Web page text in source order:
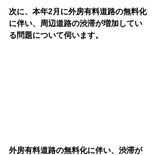
次に、本年2月に外房有料道路の無料化
に伴い、周辺道路の渋滞が増加してい
る問題について伺います。
外房有料道路の無料化に伴い、渋滞が